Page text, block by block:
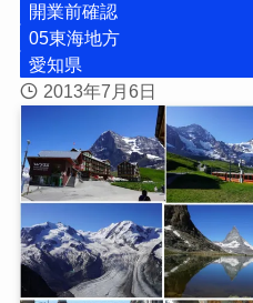
開業前確認
05東海地方
愛知県
2013年7月6日